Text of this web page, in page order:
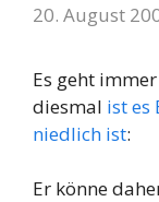
20. August
Es geht
diesmal ist es
niedlich ist:
Er könne